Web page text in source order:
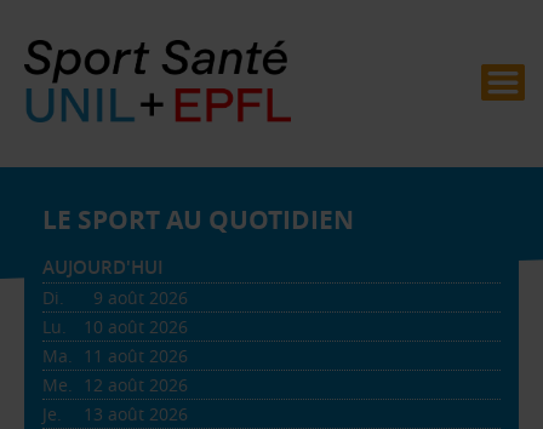
LE SPORT AU QUOTIDIEN
AUJOURD'HUI
Di. 9 août 2026
Lu.
10 août 2026
Ma.
11 août 2026
Me.
12 août 2026
Je.
13 août 2026